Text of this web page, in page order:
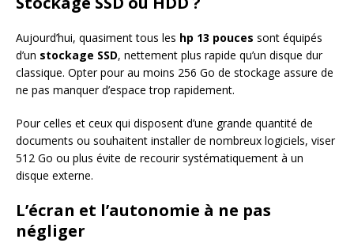
Aujourd’hui, quasiment tous les hp 13 pouces sont équipés
d’un stockage SSD, nettement plus rapide qu’un disque dur
classique. Opter pour au moins 256 Go de stockage assure de
ne pas manquer d’espace trop rapidement.
Pour celles et ceux qui disposent d’une grande quantité de
documents ou souhaitent installer de nombreux logiciels, viser
512 Go ou plus évite de recourir systématiquement à un
disque externe.
L’écran et l’autonomie à ne pas
négliger